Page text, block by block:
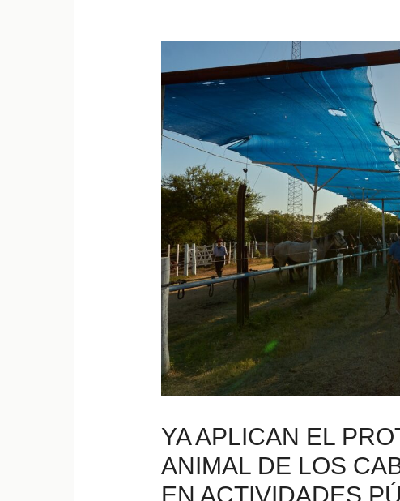
YA APLICAN EL
ANIMAL DE LOS
EN ACTIVIDADES